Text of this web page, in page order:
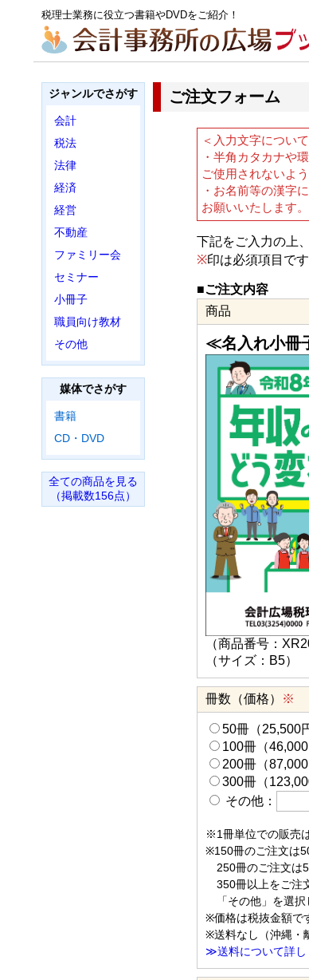
税理士業務に役立つ書籍やDVDをご紹介！
ジャンルでさがす
会計
税法
法律
経済
経営
不動産
ファミリー会
セミナー
小冊子
職員向け教材
その他
媒体でさがす
書籍
CD・DVD
全ての商品を見る
（掲載数156点）
ご注文フォーム
＜入力文字につい
・半角カタカナや
ご使用されないよ
・お名前等の漢字
お願いいたします。
下記をご入力の上
※印は必須項目で
■ご注文内容
商品
≪名入れ小冊
（商品番号：
（サイズ：B5）
冊数（価格） ※
50冊（25,500
100冊（46,000
200冊（87,000
300冊（
その他：
※1冊単位での販売
※150冊のご注文は
250冊のご注文は
350冊以上をご注
「その他」を選択
※価格は税抜金額で
※送料なし（沖縄・
≫送料について詳し